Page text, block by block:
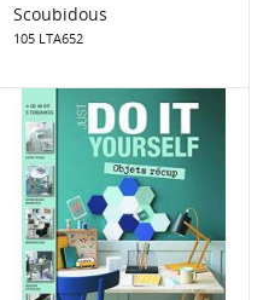
Scoubidous
105 LTA652